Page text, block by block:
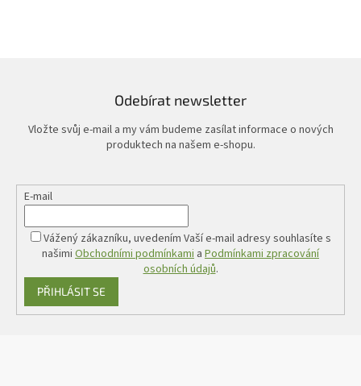
Odebírat newsletter
Vložte svůj e-mail a my vám budeme zasílat informace o nových
produktech na našem e-shopu.
E-mail
Vážený zákazníku, uvedením Vaší e-mail adresy souhlasíte s
našimi Obchodními podmínkami a Podmínkami zpracování
osobních údajů.
PŘIHLÁSIT SE